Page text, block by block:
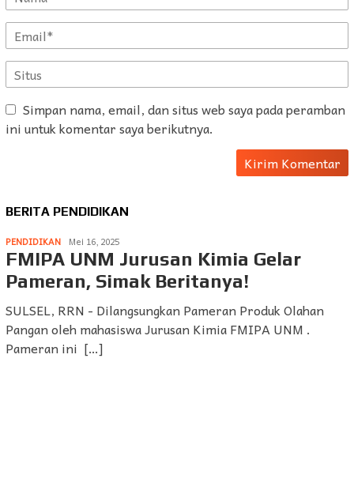
Simpan nama, email, dan situs web saya pada peramban
ini untuk komentar saya berikutnya.
BERITA PENDIDIKAN
PENDIDIKAN Mei 16, 2025
FMIPA UNM Jurusan Kimia Gelar
Pameran, Simak Beritanya!
SULSEL, RRN - Dilangsungkan Pameran Produk Olahan
Pangan oleh mahasiswa Jurusan Kimia FMIPA UNM .
Pameran ini […]